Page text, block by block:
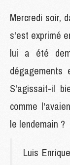
Mercredi soir,
s'est exprimé
lui a été
dégagements
S'agissait-il
comme
le lendemain ?
Luis